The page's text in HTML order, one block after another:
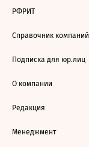
РФРИТ
Справочник компаний
Подписка для юр.лиц
О компании
Редакция
Менеджмент